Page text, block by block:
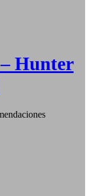
Hunter